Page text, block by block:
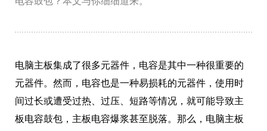
电脑主板集成了很多元器件，电容是其中一种很重要的
元器件。然而，电容也是一种易损耗的元器件，使用时
间过长或遭受过热、过压、短路等情况，就可能导致主
板电容鼓包，主板电容爆浆甚至脱落。那么，电脑主板